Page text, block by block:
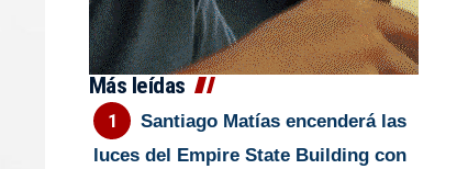
Más leídas
Santiago Matías encenderá las
luces del Empire State Building con